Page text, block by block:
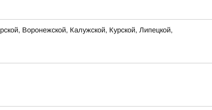
Воронежской, Калужской, Курской, Липецкой,